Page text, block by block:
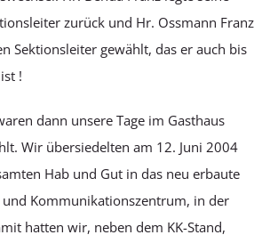
zurück und Hr. Ossmann Franz
Sektionsleiter gewählt, das er auch bis
!
dann unsere Tage im Gasthaus
Wir übersiedelten am 12. Juni 2004
Hab und Gut in das neu erbaute
und Kommunikationszentrum, in der
hatten wir, neben dem KK-Stand,